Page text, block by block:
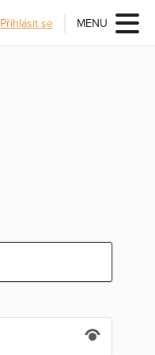
Přihlásit se MENU